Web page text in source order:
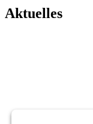
Aktuelles